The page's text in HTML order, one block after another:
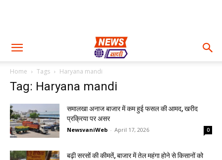
Home Tags Haryana mandi
Tag: Haryana mandi
समालखा अनाज बाजार में कम हुई फसल की आमद, खरीद
प्रक्रिया पर असर
NewsvaniWeb - April 17, 2026 0
बढ़ी सरसों की कीमतें, बाजार में तेल महंगा होने से किसानों को